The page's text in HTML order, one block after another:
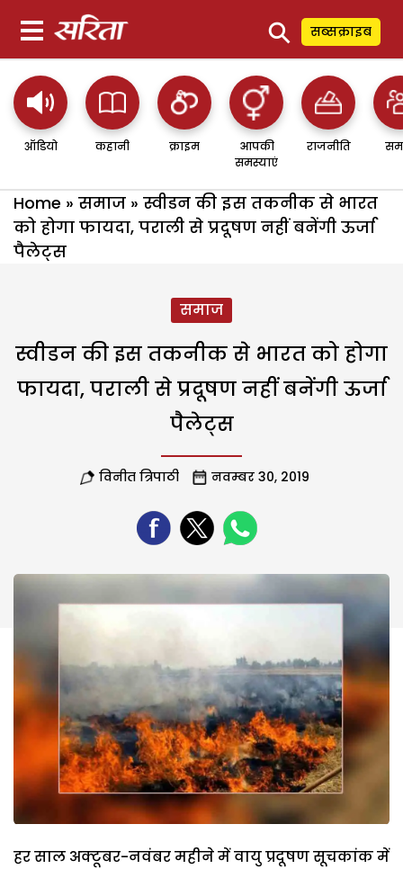
⚲ सब्सक्राइब
ऑडियो कहानी क्राइम
आपकी
समस्याएं
राजनीति
Home » समाज » स्वीडन की इस तकनीक से भारत
को होगा फायदा, पराली से प्रदूषण नहीं बनेंगी ऊर्जा
पैलेट्स
समाज
स्वीडन की इस तकनीक से भारत को होगा
फायदा, पराली से प्रदूषण नहीं बनेंगी ऊर्जा
पैलेट्स
विनीत त्रिपाठी नवम्बर 30, 2019
हर साल अक्टूबर-नवंबर महीने में वायु प्रदूषण सूचकांक में